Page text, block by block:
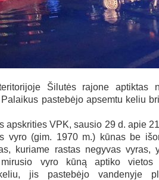
Šilutės rajone aptiktas
pastebėjo apsemtu keliu
apskrities VPK, sausio 29 d. apie
vyro (gim. 1970 m.) kūnas be
kuriame rastas negyvas vyras,
vyro kūną aptiko vietos
jis pastebėjo vandenyje